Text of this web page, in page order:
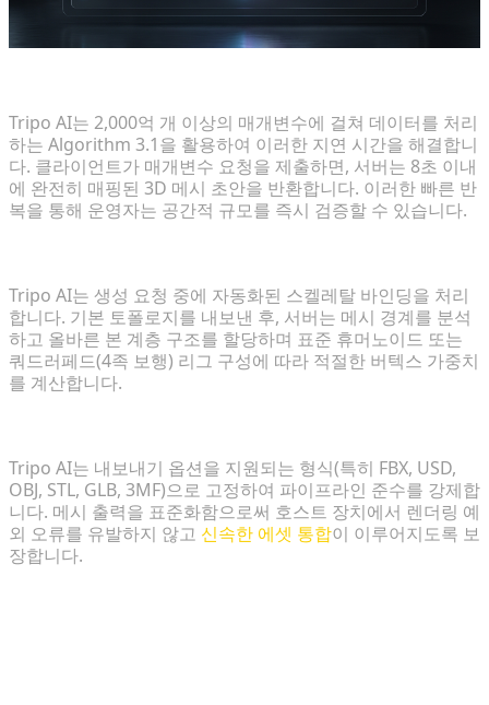
Tripo AI는 2,000억 개 이상의 매개변수에 걸쳐 데이터를 처리
하는 Algorithm 3.1을 활용하여 이러한 지연 시간을 해결합니
다. 클라이언트가 매개변수 요청을 제출하면, 서버는 8초 이내
에 완전히 매핑된 3D 메시 초안을 반환합니다. 이러한 빠른 반
복을 통해 운영자는 공간적 규모를 즉시 검증할 수 있습니다.
Tripo AI는 생성 요청 중에 자동화된 스켈레탈 바인딩을 처리
합니다. 기본 토폴로지를 내보낸 후, 서버는 메시 경계를 분석
하고 올바른 본 계층 구조를 할당하며 표준 휴머노이드 또는
쿼드러페드(4족 보행) 리그 구성에 따라 적절한 버텍스 가중치
를 계산합니다.
Tripo AI는 내보내기 옵션을 지원되는 형식(특히 FBX, USD,
OBJ, STL, GLB, 3MF)으로 고정하여 파이프라인 준수를 강제합
니다. 메시 출력을 표준화함으로써 호스트 장치에서 렌더링 예
외 오류를 유발하지 않고 신속한 에셋 통합이 이루어지도록 보
장합니다.